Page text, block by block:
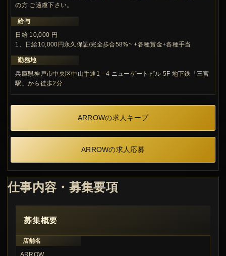
の方 ご遠慮下さい。
給与
日給 10,000 円
1、日給10,000円永久保証/完全歩合58%~ +各種賞金+各種手当
勤務地
兵庫県神戸市中央区中山手通1－4 ニューゲートビル 5F 地下鉄「三宮
駅」から徒歩2分
ARROWの求人キープ
ARROWの求人応募
仕事内容・募集要項
募集概要
店舗名
ARROW